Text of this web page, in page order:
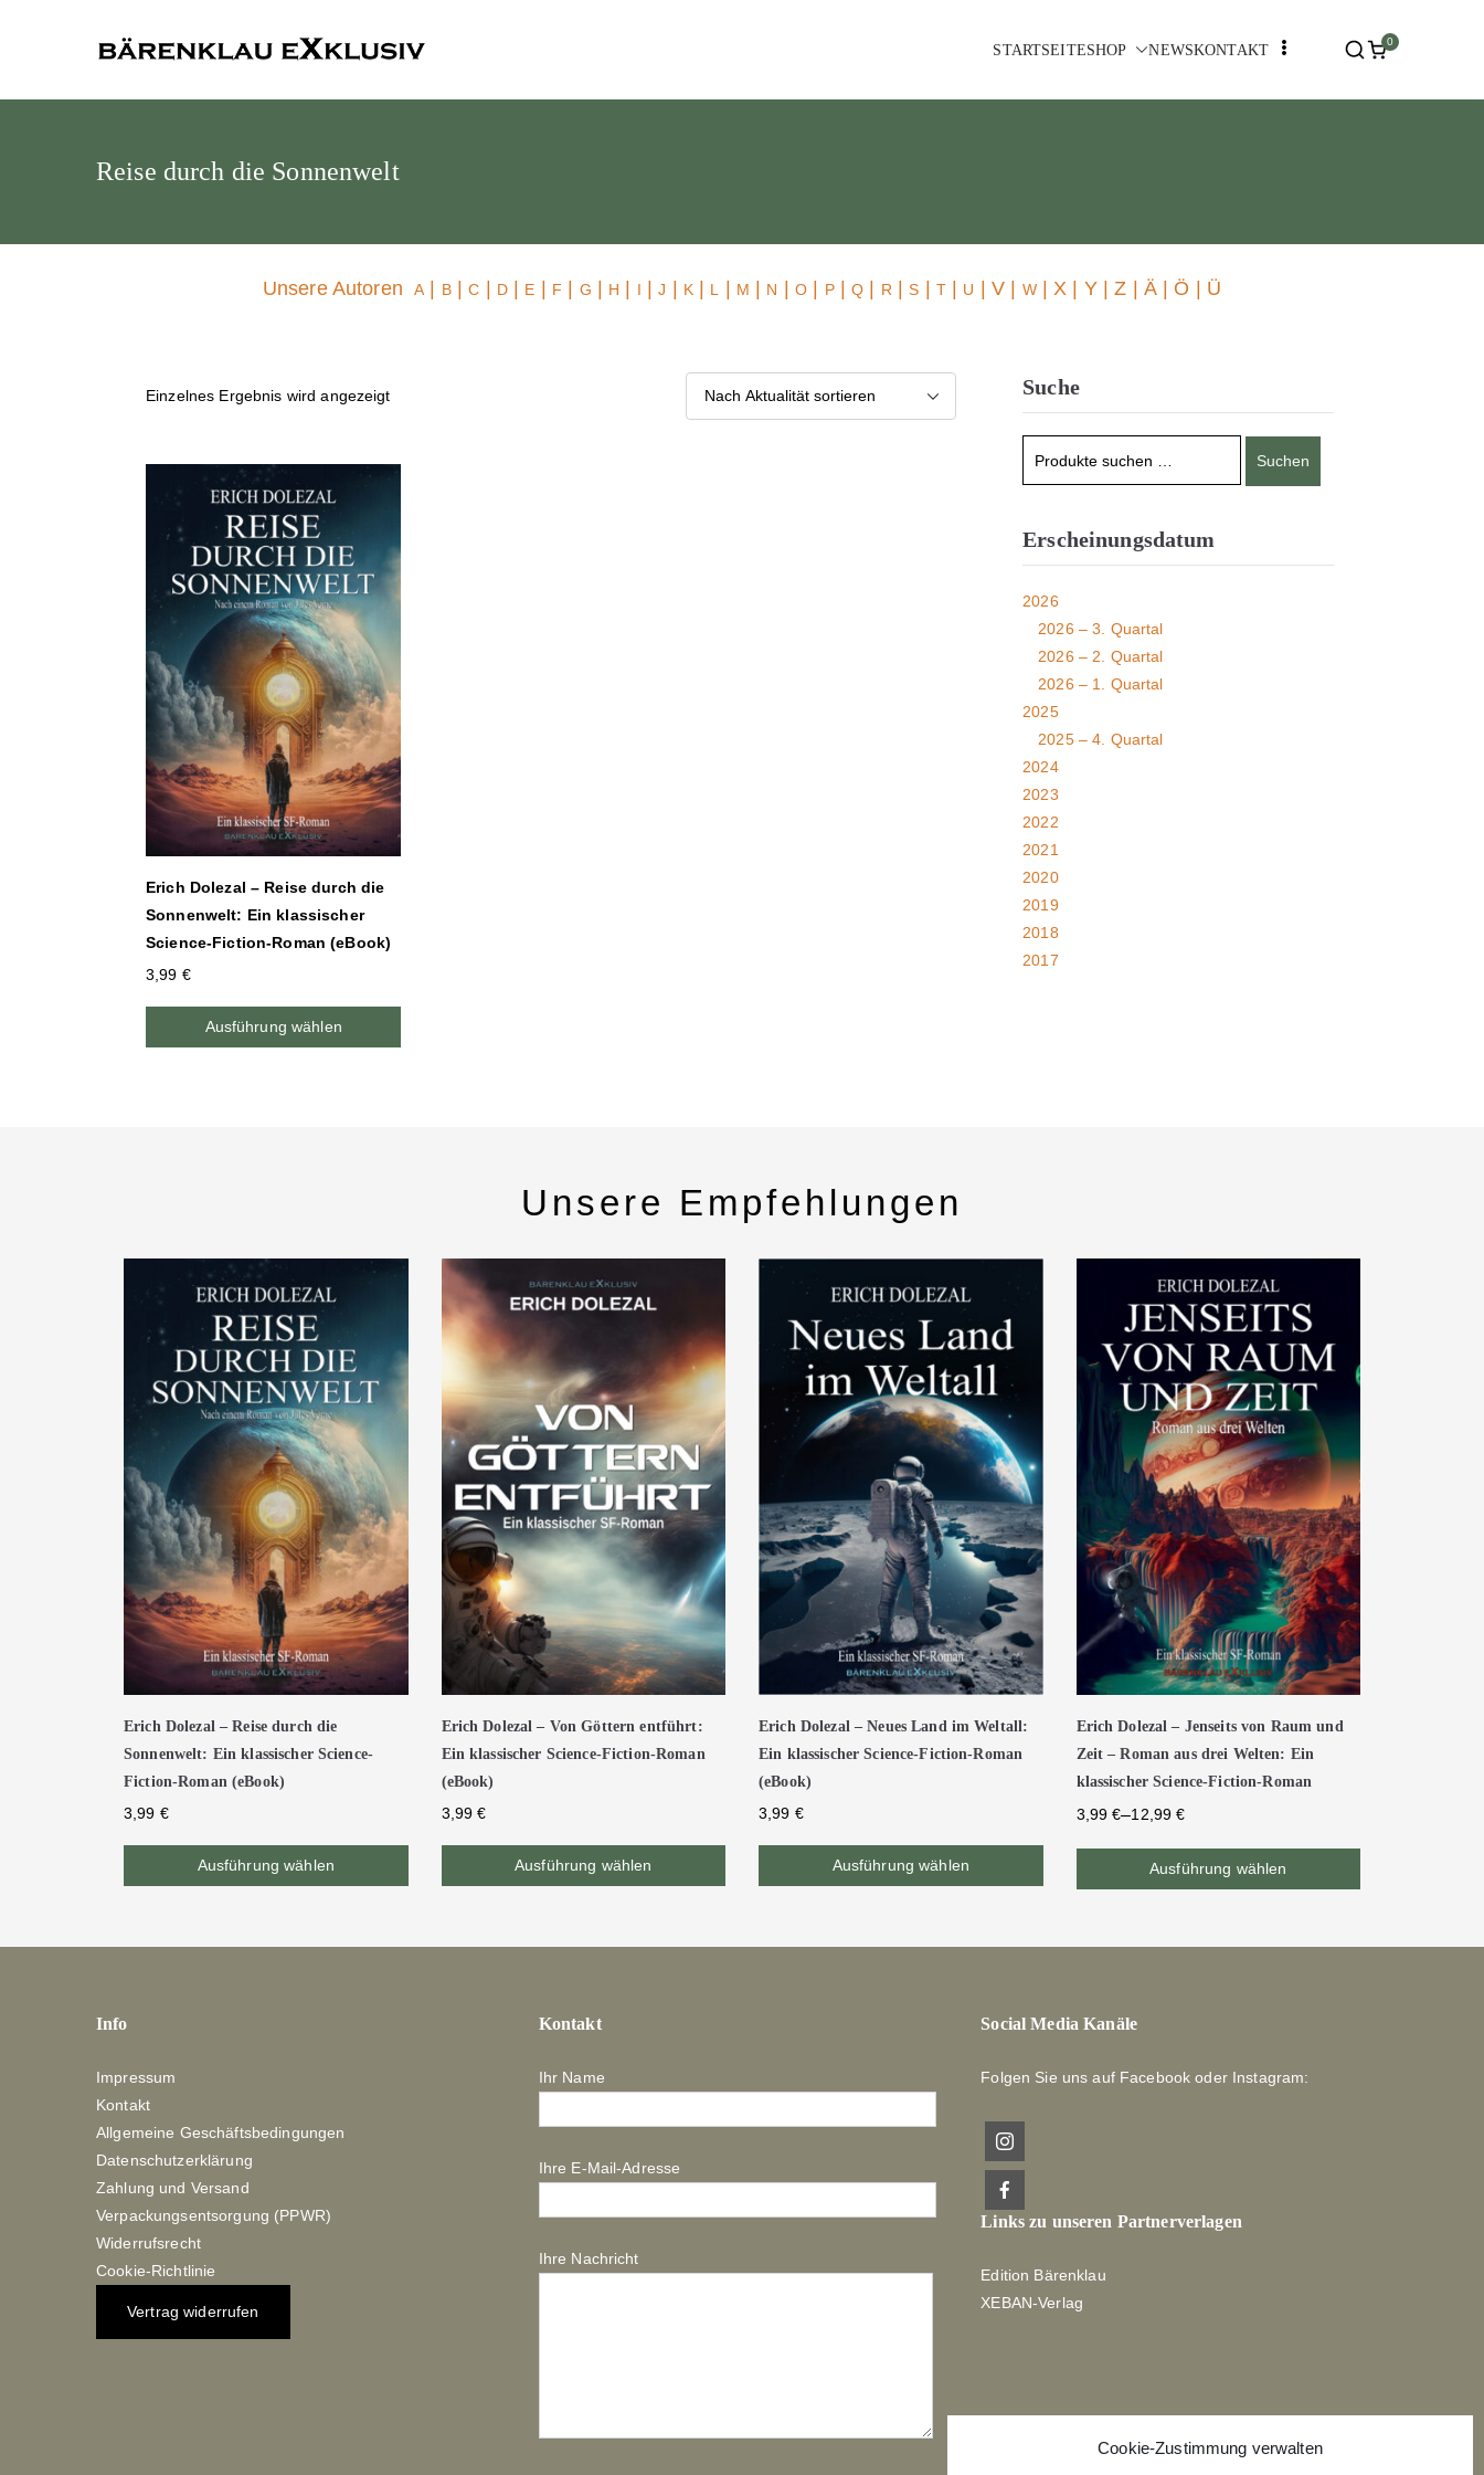
Cookie-Zustimmung verwalten
STARTSEITESHOP NEWSKONTAKT 0
Reise durch die Sonnenwelt
Unsere AutorenA| B|C D E F G H I |J K| L M N |O P|Q R|S T U | V | W| X | Y | Z | Ä | Ö | Ü
Einzelnes Ergebnis wird angezeigt
Erich Dolezal – Reise durch die
Sonnenwelt: Ein klassischer
Science-Fiction-Roman (eBook)
3,99 €
Ausführung wählen
Suche
Suchen
Erscheinungsdatum
2026
2026 – 3. Quartal
2026 – 2. Quartal
2026 – 1. Quartal
2025
2025 – 4. Quartal
2024
2023
2022
2021
2020
2019
2018
2017
Unsere Empfehlungen
Erich Dolezal – Reise durch die
Sonnenwelt: Ein klassischer Science-
Fiction-Roman (eBook)
3,99 €
Ausführung wählen
Erich Dolezal – Von Göttern entführt:
Ein klassischer Science-Fiction-Roman
(eBook)
3,99€
Ausführung wählen
Erich Dolezal – Neues Land im Weltall:
Ein klassischer Science-Fiction-Roman
(eBook)
3,99 €
Ausführung wählen
Erich Dolezal – Jenseits von Raum und
Zeit – Roman aus drei Welten: Ein
klassischer Science-Fiction-Roman
3,99€–12,99€
Ausführung wählen
Info
Impressum
Kontakt
Allgemeine Geschäftsbedingungen
Datenschutzerklärung
Zahlung und Versand
Verpackungsentsorgung (PPWR)
Widerrufsrecht
Cookie-Richtlinie
Vertrag widerrufen
Kontakt
Ihr Name
Ihre E-Mail-Adresse
Ihre Nachricht
Social Media Kanäle
Folgen Sie uns auf Facebook oder Instagram:
Links zu unseren Partnerverlagen
Edition Bärenklau
XEBAN-Verlag